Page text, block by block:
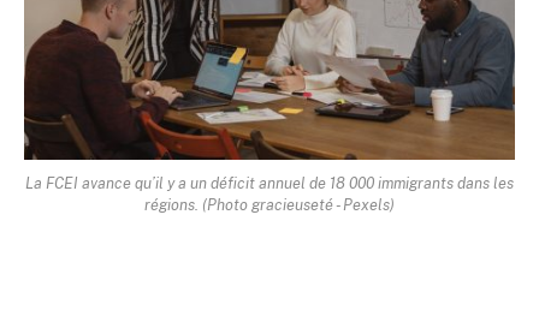
La FCEI avance qu’il y a un déficit annuel de 18 000 immigrants dans les
régions. (Photo gracieuseté - Pexels)